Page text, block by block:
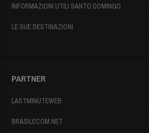
INFORMAZIONI UTILI SANTO DOMINGO
LE SUE DESTINAZIONI
PARTNER
LASTMINUTEWEB
BRASILECOM.NET